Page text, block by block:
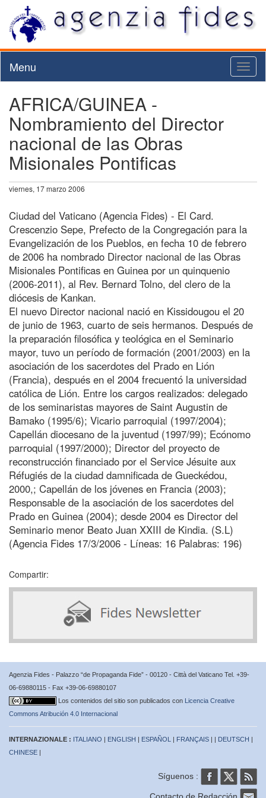
Menu
AFRICA/GUINEA -
Nombramiento del Director
nacional de las Obras
Misionales Pontificas
viernes, 17 marzo 2006
Ciudad del Vaticano (Agencia Fides) - El Card.
Crescenzio Sepe, Prefecto de la Congregación para la
Evangelización de los Pueblos, en fecha 10 de febrero
de 2006 ha nombrado Director nacional de las Obras
Misionales Pontificas en Guinea por un quinquenio
(2006-2011), al Rev. Bernard Tolno, del clero de la
diócesis de Kankan.
El nuevo Director nacional nació en Kissidougou el 20
de junio de 1963, cuarto de seis hermanos. Después de
la preparación filosófica y teológica en el Seminario
mayor, tuvo un período de formación (2001/2003) en la
asociación de los sacerdotes del Prado en Lión
(Francia), después en el 2004 frecuentó la universidad
católica de Lión. Entre los cargos realizados: delegado
de los seminaristas mayores de Saint Augustin de
Bamako (1995/6); Vicario parroquial (1997/2004);
Capellán diocesano de la juventud (1997/99); Ecónomo
parroquial (1997/2000); Director del proyecto de
reconstrucción financiado por el Service Jésuite aux
Réfugiés de la ciudad damnificada de Gueckédou,
2000,; Capellán de los jóvenes en Francia (2003);
Responsable de la asociación de los sacerdotes del
Prado en Guinea (2004); desde 2004 es Director del
Seminario menor Beato Juan XXIII de Kindia. (S.L)
(Agencia Fides 17/3/2006 - Líneas: 16 Palabras: 196)
Compartir:
Agenzia Fides - Palazzo “de Propaganda Fide” - 00120 - Città del Vaticano Tel. +39-
06-69880115 - Fax +39-06-69880107
Los contenidos del sitio son publicados con Licencia Creative
Commons Atribución 4.0 Internacional
INTERNAZIONALE : ITALIANO | ENGLISH | ESPAÑOL | FRANÇAIS | | DEUTSCH |
CHINESE |
Síguenos :
Contacto de Redacción